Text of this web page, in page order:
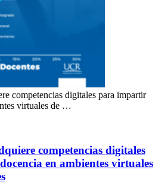
competencias digitales para impartir
virtuales de …
competencias digitales
en ambientes virtuales